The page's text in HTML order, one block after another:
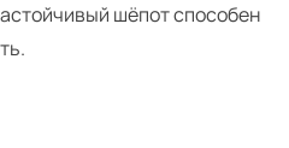
шёпот способен